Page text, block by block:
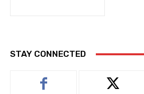
STAY CONNECTED